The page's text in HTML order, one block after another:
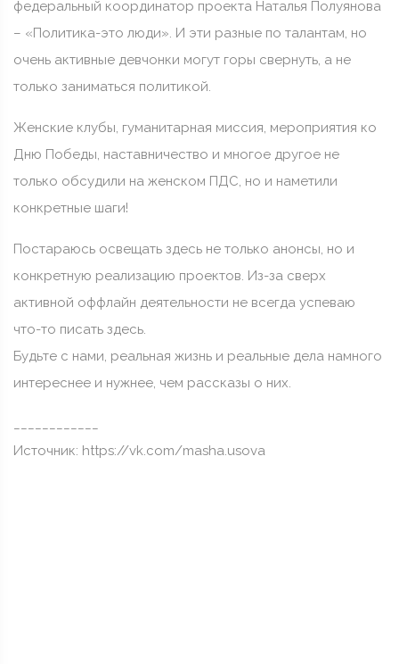
федеральный координатор проекта Наталья Полуянова
– «Политика-это люди». И эти разные по талантам, но
очень активные девчонки могут горы свернуть, а не
только заниматься политикой.
Женские клубы, гуманитарная миссия, мероприятия ко
Дню Победы, наставничество и многое другое не
только обсудили на женском ПДС, но и наметили
конкретные шаги!
Постараюсь освещать здесь не только анонсы, но и
конкретную реализацию проектов. Из-за сверх
активной оффлайн деятельности не всегда успеваю
что-то писать здесь.
Будьте с нами, реальная жизнь и реальные дела намного
интереснее и нужнее, чем рассказы о них.
Источник: https://vk.com/masha.usova